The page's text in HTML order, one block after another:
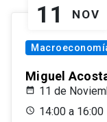
11 NOV
Miguel
11 de
14:00 a 16:00